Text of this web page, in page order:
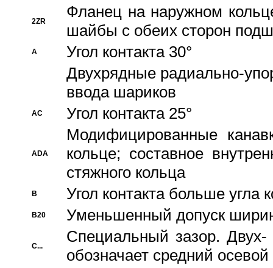
2ZR
Фланец на наружном
шайбы с обеих сторон
A
Угол контакта 30°
Двухрядные радиально-
ввода шариков
AC Угол контакта 25°
ADA
Модифицированные
кольце; составное
стяжного кольца
B Угол контакта больше угла
B20 Уменьшенный допуск
C...
Специальный зазор.
обозначает средний